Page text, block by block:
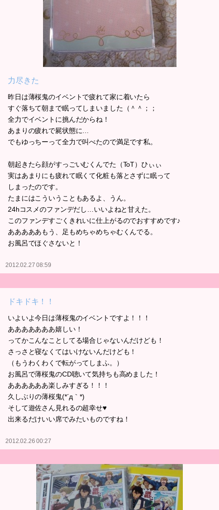
力尽きた
昨日は薄桜鬼のイベントで疲れて家に着いたら
すぐ落ちて朝まで眠ってしまいました（＾＾；；
全力でイベントに挑んだからね！
あまりの疲れで屍状態に…
でもゆっちーって全力で叫べたので満足です私。
朝起きたら顔がすっごいむくんでた（ToT）ひぃぃ
実はあまりにも疲れて眠くて化粧も落とさずに眠って
しまったのです。
たまにはこういうこともあるよ、うん。
24hコスメのファンデだし…いいよねと甘えた。
このファンデすごくきれいに仕上がるのでおすすめです♪
あああああもう、足もめちゃめちゃむくんでる。
お風呂でほぐさないと！
2012.02.27 08:59
ドキドキ！！
いよいよ今日は薄桜鬼のイベントですよ！！！
あああああああ嬉しい！
ってかこんなことしてる場合じゃないんだけども！
さっさと寝なくてはいけないんだけども！
（もうわくわくで転がってしまふ。）
お風呂で薄桜鬼のCD聴いて気持ちも高めました！
ああああああ楽しみすぎる！！！
久しぶりの薄桜鬼(*´д｀*)
そして遊佐さん見れるの超幸せ♥
出来るだけいい席でみたいものですね！
2012.02.26 00:27